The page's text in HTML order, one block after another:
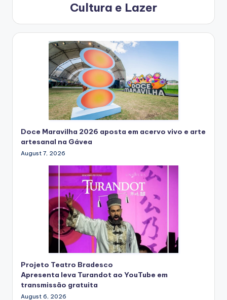
Cultura e Lazer
Doce Maravilha 2026 aposta em acervo vivo e arte
artesanal na Gávea
August 7, 2026
Projeto Teatro Bradesco
Apresenta leva Turandot ao YouTube em
transmissão gratuita
August 6, 2026